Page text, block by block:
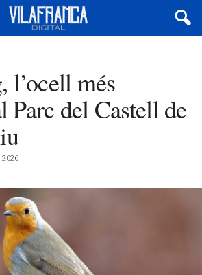
més
Parc del Castell de
2026